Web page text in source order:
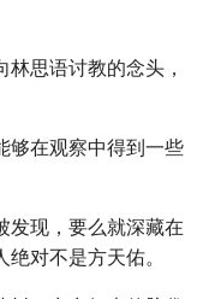
思语讨教的念头，
够在观察中得到一些
发现，要么就深藏在
对不是方天佑。